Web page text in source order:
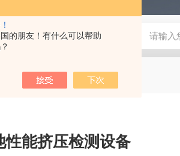
的朋友！有什么可以帮助
50Kv电压击穿试验仪-微机控制
性能挤压检测设备